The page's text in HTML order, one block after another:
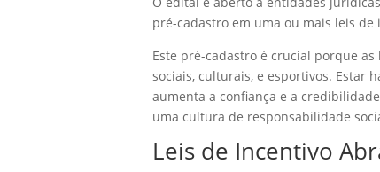
pré-cadastro em uma ou mais leis de
Este pré-cadastro é crucial porque
sociais, culturais, e esportivos. Estar
aumenta a confiança e a
uma cultura de responsabilidade
Leis de Incentivo